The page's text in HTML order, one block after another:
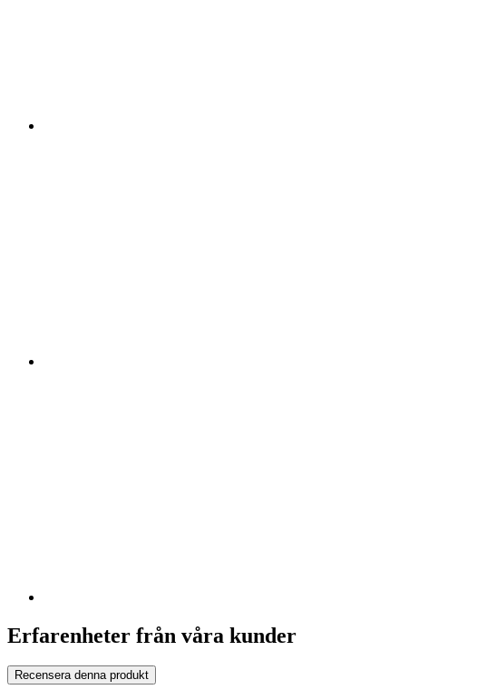
Erfarenheter från våra kunder
Recensera denna produkt